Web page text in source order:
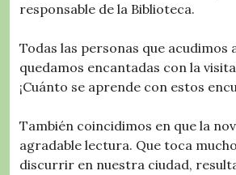
responsable de la Biblioteca.
Todas las personas que acudimos
quedamos encantadas con la
¡Cuánto se aprende con estos
También coincidimos en que la
agradable lectura. Que toca
discurrir en nuestra ciudad,